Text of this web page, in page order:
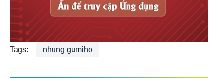
Tags: nhung gumiho